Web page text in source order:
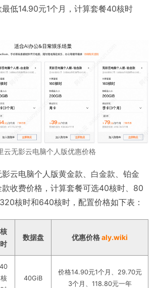
低14.90元1个月，计算套餐40核时
云无影云电脑个人版优惠价格
云电脑个人版黄金款、白金款、铂金
收费价格，计算套餐可选40核时、80
核时和640核时，配置价格如下表：
核
时
数据盘 优惠价格aly.wiki
40
核
40GiB
价格14.90元1个月、29.70元
3个月、118.80元一年